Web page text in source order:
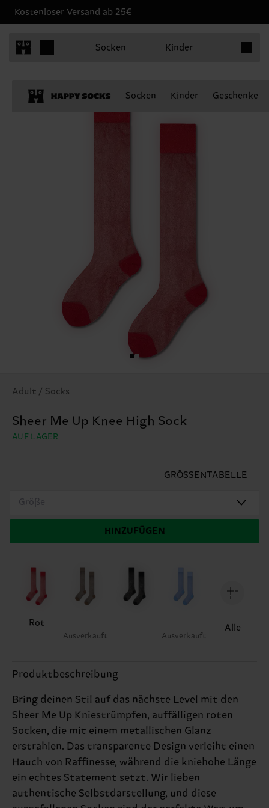
Kostenloser Versand ab 25€
Socken Kinder
Socken Kinder Geschenke
Adult / Socks
Sheer Me Up Knee High Sock
AUF LAGER
GRÖSSENTABELLE
Größe
HINZUFÜGEN
Rot
Ausverkauft Ausverkauft
Alle
Produktbeschreibung
Bring deinen Stil auf das nächste Level mit den
Sheer Me Up Kniestrümpfen, auffälligen roten
Socken, die mit einem metallischen Glanz
erstrahlen. Das transparente Design verleiht einen
Hauch von Raffinesse, während die kniehohe Länge
ein echtes Statement setzt. Wir lieben
authentische Selbstdarstellung, und diese